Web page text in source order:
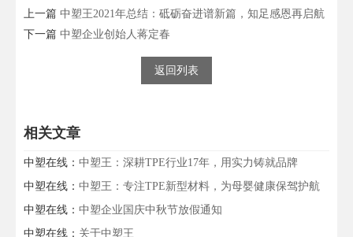
上一篇 中塑王2021年总结：砥砺奋进谱新篇，知足感恩再启航
下一篇 中塑企业创始人蒋定春
返回列表
相关文章
中塑在线： 中塑王：深耕TPE行业17年，用实力铸就品牌
中塑在线： 中塑王：专注TPE新型材料，为母婴健康保驾护航
中塑在线： 中塑企业国庆中秋节放假通知
中塑在线： 关于中塑王